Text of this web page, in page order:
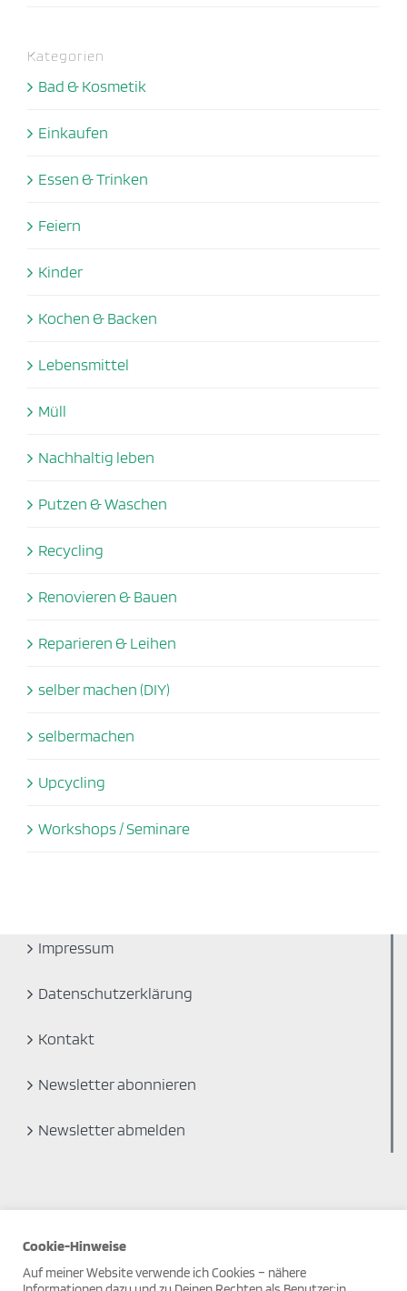
Kategorien
Bad & Kosmetik
Einkaufen
Essen & Trinken
Feiern
Kinder
Kochen & Backen
Lebensmittel
Müll
Nachhaltig leben
Putzen & Waschen
Recycling
Renovieren & Bauen
Reparieren & Leihen
selber machen (DIY)
selbermachen
Upcycling
Workshops / Seminare
Impressum
Datenschutzerklärung
Kontakt
Newsletter abonnieren
Newsletter abmelden
Cookie-Hinweise
Auf meiner Website verwende ich Cookies – nähere